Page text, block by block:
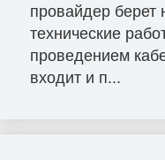
провайдер берет
технические
проведением
входит и п...